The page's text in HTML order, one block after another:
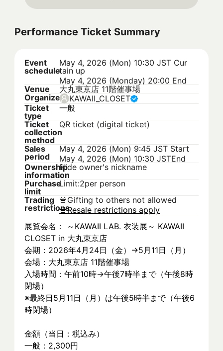
Performance Ticket Summary
Event
schedule
May 4, 2026 (Mon) 10:30 JST Cur
tain up
May 4, 2026 (Monday) 20:00 End
Venue
大丸東京店 11階催事場
Organizer KAWAII_CLOSET
Ticket
type
一般
Ticket
collection
method
QR ticket (digital ticket)
Sales
period
May 4, 2026 (Mon) 9:45 JST Start
May 4, 2026 (Mon) 10:30 JSTEnd
Ownership
information
Hide owner's nickname
Purchase
limit
Limit:2per person
Trading
restrictions
🚨Gifting to others not allowed
🚨Resale restrictions apply
展覧会名： ～KAWAII LAB. 衣装展～ KAWAII
CLOSET in 大丸東京店
会期：2026年4月24日（金）→5月11日（月）
会場：大丸東京店 11階催事場
入場時間：午前10時→午後7時半まで（午後8時
閉場）
※最終日5月11日（月）は午後5時半まで（午後6
時閉場）
金額（当日：税込み）
一般：2,300円